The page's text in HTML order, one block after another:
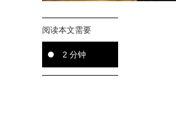
阅读本文需要
2 分钟